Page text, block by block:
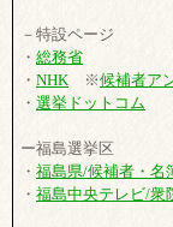
－特設ページ
・ 総務省
・ NHK※候補者ア
・ 選挙ドットコム
ー福島選挙区
・ 福島県/候補者・名
・ 福島中央テレビ/衆